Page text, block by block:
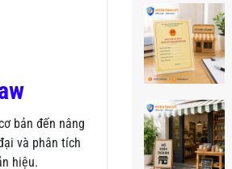
bản đến nâng
và phân tích
hiệu.